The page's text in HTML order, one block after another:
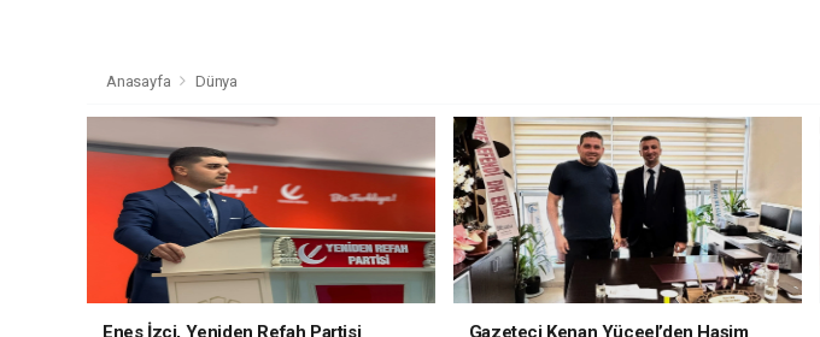
Anasayfa Dünya
Enes İzci, Yeniden Refah Partisi
Gazeteci Kenan Yüceel’den Haşim